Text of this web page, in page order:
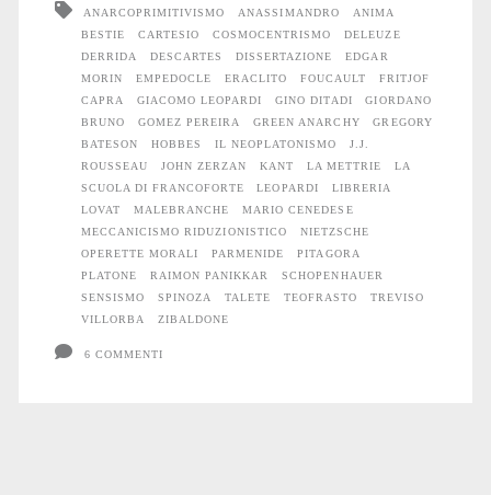
bestie
e
altri
scritti
selvaggi
ANARCOPRIMITIVISMO ANASSIMANDRO
ANIMA
BESTIE
CARTESIO COSMOCENTRISMO
DELEUZE
DERRIDA
DESCARTES DISSERTAZIONE
EDGAR
MORIN
EMPEDOCLE ERACLITO FOUCAULT
FRITJOF
CAPRA
GIACOMO LEOPARDI GINO DITADI
GIORDANO
BRUNO
GOMEZ PEREIRA GREEN ANARCHY
GREGORY
BATESON
HOBBES IL NEOPLATONISMO
J.J.
ROUSSEAU
JOHN ZERZAN KANT LA METTRIE
LA
SCUOLA DI FRANCOFORTE
LEOPARDI
LIBRERIA
LOVAT
MALEBRANCHE
MARIO CENEDESE
MECCANICISMO RIDUZIONISTICO
NIETZSCHE
OPERETTE MORALI
PARMENIDE
PITAGORA
PLATONE
RAIMON PANIKKAR
SCHOPENHAUER
SENSISMO
SPINOZA TALETE TEOFRASTO
TREVISO
VILLORBA
ZIBALDONE
6 COMMENTI